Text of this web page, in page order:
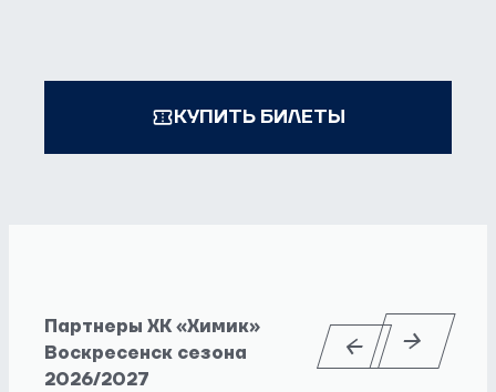
КУПИТЬ БИЛЕТЫ
Партнеры ХК «Химик»
Воскресенск сезона
2026/2027